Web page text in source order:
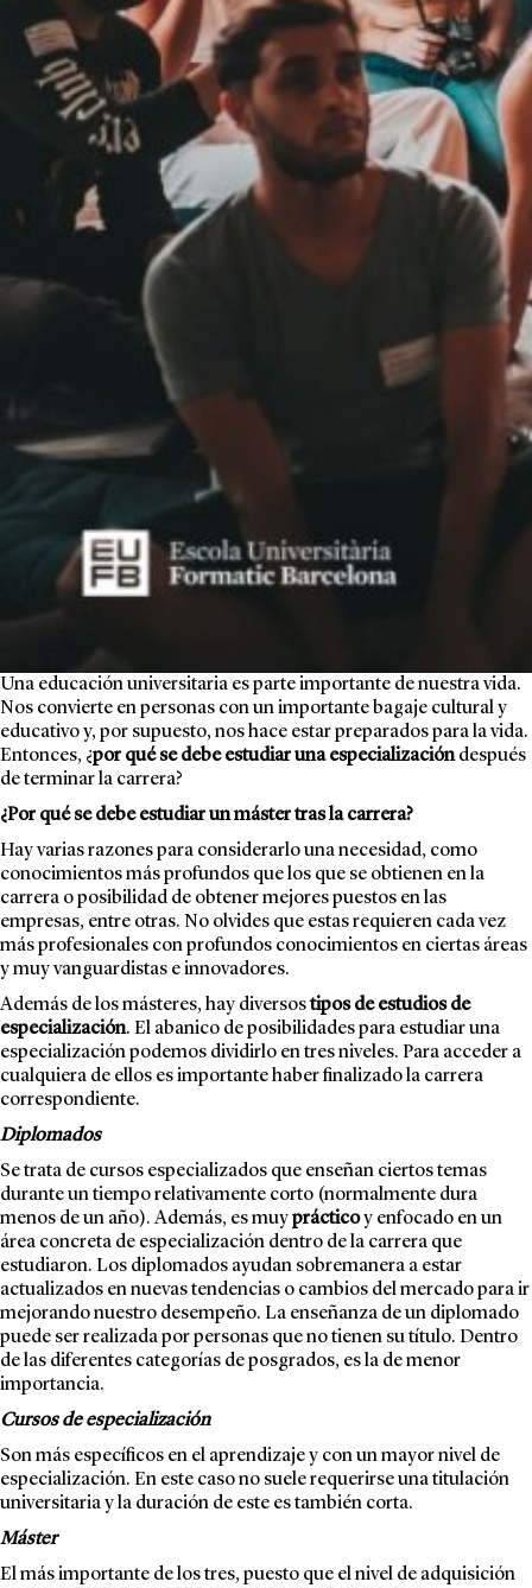
Una educación universitaria es parte importante de nuestra vida.
Nos convierte en personas con un importante bagaje cultural y
educativo y, por supuesto, nos hace estar preparados para la vida.
Entonces, ¿por qué se debe estudiar una especializacióndespués
de terminar la carrera?
¿Por qué se debe estudiar un máster tras la carrera?
Hay varias razones para considerarlo una necesidad, como
conocimientos más profundos que los que se obtienen en la
carrera o posibilidad de obtener mejores puestos en las
empresas, entre otras. No olvides que estas requieren cada vez
más profesionales con profundos conocimientos en ciertas áreas
y muy vanguardistas e innovadores.
Además de los másteres, hay diversostipos de estudios de
especialización. El abanico de posibilidades para estudiar una
especialización podemos dividirlo en tres niveles. Para acceder a
cualquiera de ellos es importante haber finalizado la carrera
correspondiente.
Diplomados
Se trata de cursos especializados que enseñan ciertos temas
durante un tiempo relativamente corto (normalmente dura
menos de un año). Además, es muyprácticoy enfocado en un
área concreta de especialización dentro de la carrera que
estudiaron. Los diplomados ayudan sobremanera a estar
actualizados en nuevas tendencias o cambios del mercado para ir
mejorando nuestro desempeño. La enseñanza de un diplomado
puede ser realizada por personas que no tienen su título. Dentro
de las diferentes categorías de posgrados, es la de menor
importancia.
Cursos de especialización
Son más específicos en el aprendizaje y con un mayor nivel de
especialización. En este caso no suele requerirse una titulación
universitaria y la duración de este es también corta.
Máster
El más importante de los tres, puesto que el nivel de adquisición